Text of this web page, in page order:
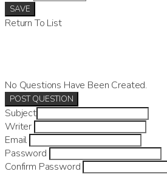
SAVE
Return To List
No Questions Have Been Created.
POST QUESTION
Subject
Writer
Email
Password
Confirm Password